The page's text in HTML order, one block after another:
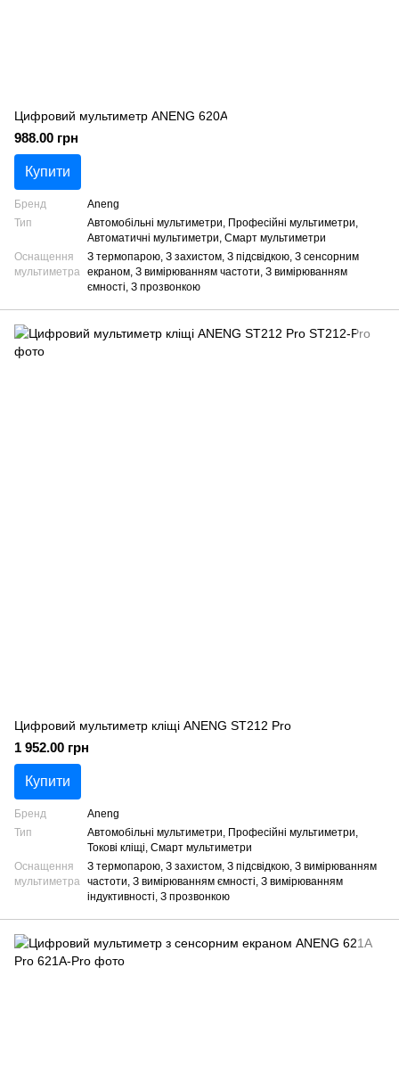
Цифровий мультиметр ANENG 620A
988.00 грн
Купити
Бренд
Aneng
Тип
Автомобільні мультиметри, Професійні мультиметри,
Автоматичні мультиметри, Смарт мультиметри
Оснащення
мультиметра
З термопарою, З захистом, З підсвідкою, З сенсорним
екраном, З вимірюванням частоти, З вимірюванням
ємності, З прозвонкою
Цифровий мультиметр кліщі ANENG ST212 Pro
1 952.00 грн
Купити
Бренд
Aneng
Тип
Автомобільні мультиметри, Професійні мультиметри,
Токові кліщі, Смарт мультиметри
Оснащення
мультиметра
З термопарою, З захистом, З підсвідкою, З вимірюванням
частоти, З вимірюванням ємності, З вимірюванням
індуктивності, З прозвонкою